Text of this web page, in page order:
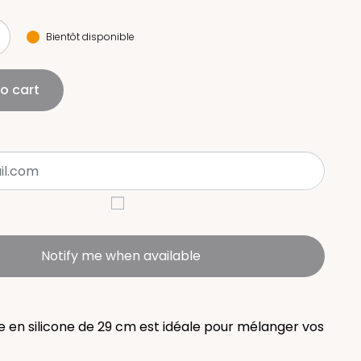
Bientôt disponible
cart
Notify me when available
en silicone de 29 cm est idéale pour mélanger vos